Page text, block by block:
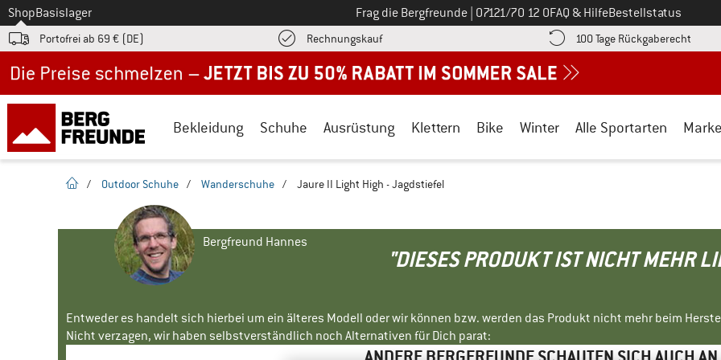
Zum
ShopBasislager Frag die Bergfreunde Ruf uns an unter
07121/70 12 0FAQ & HilfeBestellstatus
Portofrei ab 69 € (DE) RechnungskaufFinde die Zahlungs-Infos hier! Öffnet sich in einer Infobox
100 Tage Rückgaberecht
Bekleidung Schuhe Ausrüstung Klettern Bike Winter Alle Sportarten
Startseite
/ Outdoor Schuhe / Wanderschuhe / Jaure II Light High - Jagdstiefel
Bergfreund Hannes
"DIESES PRODUKT IST NICHT MEHR
Entweder es handelt sich hierbei um ein älteres Modell oder wir können bzw. werden das Produkt nicht mehr beim
Nicht verzagen, wir haben selbstverständlich noch Alternativen für Dich parat: